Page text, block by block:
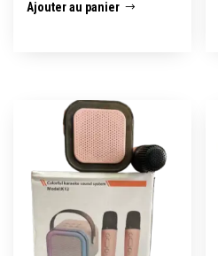
Ajouter au panier